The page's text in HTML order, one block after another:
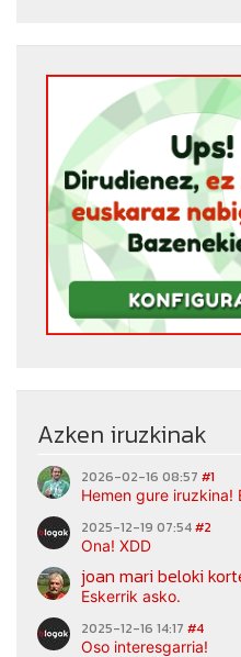
Azken iruzkinak
2026-02-16 08:57 #1
Hemen gure iruzkina!
2025-12-19 07:54#2
Ona! XDD
joan mari beloki
Eskerrik asko.
2025-12-16 14:17 #4
Oso interesgarria!